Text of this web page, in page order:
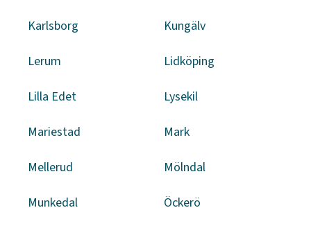
Karlsborg Kungälv
Lerum Lidköping
Lilla Edet Lysekil
Mariestad Mark
Mellerud Mölndal
Munkedal Öckerö